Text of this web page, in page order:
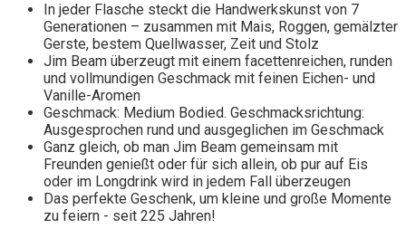
In jeder Flasche steckt die Handwerkskunst von 7
Generationen – zusammen mit Mais, Roggen, gemälzter
Gerste, bestem Quellwasser, Zeit und Stolz
Jim Beam überzeugt mit einem facettenreichen, runden
und vollmundigen Geschmack mit feinen Eichen- und
Vanille-Aromen
Geschmack: Medium Bodied. Geschmacksrichtung:
Ausgesprochen rund und ausgeglichen im Geschmack
Ganz gleich, ob man Jim Beam gemeinsam mit
Freunden genießt oder für sich allein, ob pur auf Eis
oder im Longdrink wird in jedem Fall überzeugen
Das perfekte Geschenk, um kleine und große Momente
zu feiern - seit 225 Jahren!